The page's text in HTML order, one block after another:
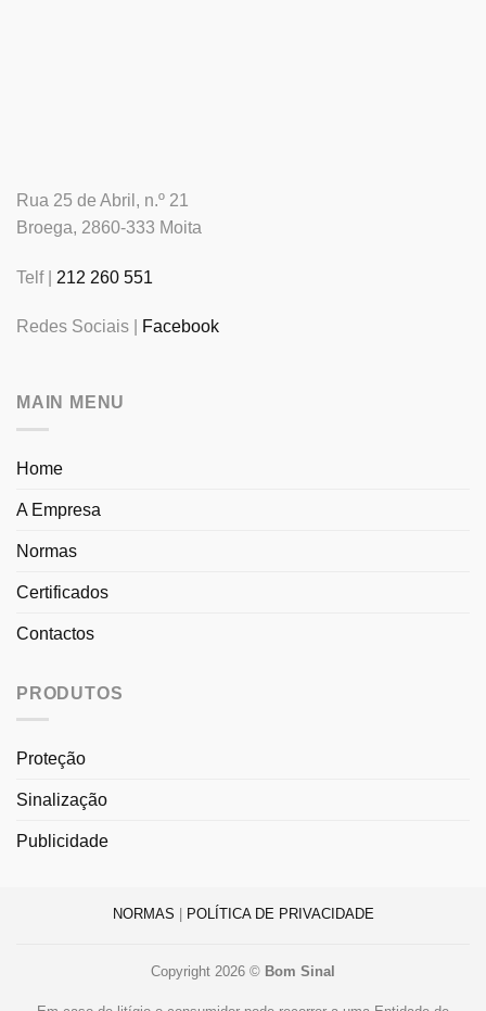
Rua 25 de Abril, n.º 21
Broega, 2860-333 Moita
Telf | 212 260 551
Redes Sociais | Facebook
MAIN MENU
Home
A Empresa
Normas
Certificados
Contactos
PRODUTOS
Proteção
Sinalização
Publicidade
NORMAS POLÍTICA DE PRIVACIDADE
Copyright 2026 © Bom Sinal